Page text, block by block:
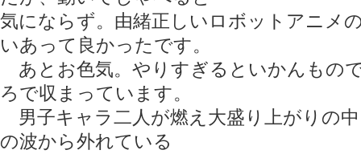
気にならず。由緒正しいロボットアニメ
いあって良かったです。
あとお色気。やりすぎるといかんもの
ろで収まっています。
男子キャラ二人が燃え大盛り上がりの
の波から外れている